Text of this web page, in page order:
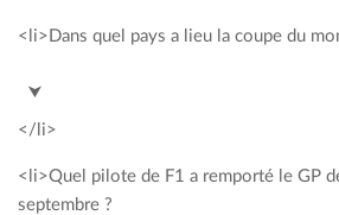
<li>Dans quel pays a lieu la coupe du
<span style= »color: #00a2c3;
⮟
</li>
<li>Quel pilote de F1 a remporté le GP
septembre ?